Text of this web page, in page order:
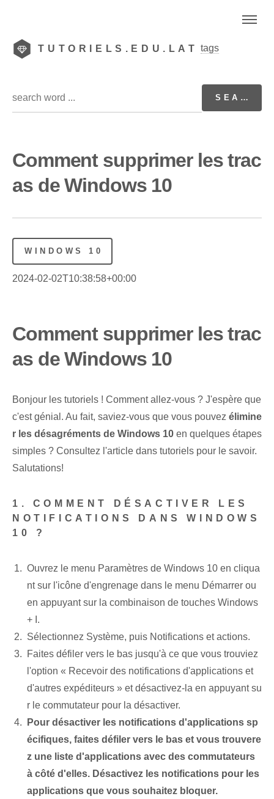
TUTORIELS.EDU.LAT tags
Comment supprimer les trac
as de Windows 10
WINDOWS 10
2024-02-02T10:38:58+00:00
Comment supprimer les trac
as de Windows 10
Bonjour les tutoriels ! Comment allez-vous ? J'espère que
c'est génial. Au fait, saviez-vous que vous pouvez élimine
r les désagréments de Windows 10 en quelques étapes
simples ? Consultez l'article dans tutoriels‍ pour le savoir.
Salutations!
1. COMMENT DÉSACTIVER LES
NOTIFICATIONS DANS WINDOWS
10 ?
Ouvrez le menu Paramètres de Windows 10 en cliqua
nt sur l'icône d'engrenage dans le menu Démarrer ou
en appuyant sur la combinaison de touches Windows
+ I.
Sélectionnez Système, puis Notifications et actions.
Faites défiler vers le bas jusqu'à ce que vous trouviez
l'option « Recevoir des notifications d'applications et
d'autres expéditeurs » et désactivez-la en appuyant su
r le commutateur pour la désactiver.
Pour désactiver les notifications d'applications sp
écifiques, faites défiler⁢ vers le bas et vous trouvere
z une liste d'applications​ avec des commutateurs⁤
à côté d'elles. Désactivez les notifications pour les
applications que vous souhaitez bloquer.